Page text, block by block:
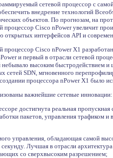
сетевой процессор с
внедрение технологий
объектов. По прогнозам, на
процессор Cisco nPower увеличит
открытых интерфейсов API и
процессор Cisco nPower X1
и первый в отрасли сетевой
высоким быстродействием и
сетей SDN, мгновенного
процессора nPower X1 было
важнейшие сетевые инновации:
достигнута реальная
пакетов, управления трафиком
управления, обладающая самой
Лучшая в отрасли
со сверхвысоким разрешением;